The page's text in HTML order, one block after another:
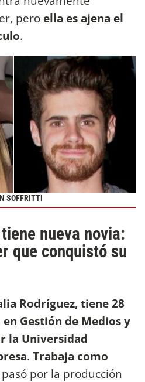
pero ella es ajena el
.
SOFFRITTI
nueva novia:
que conquistó su
Rodríguez, tiene 28
Gestión de Medios y
la Universidad
. Trabaja como
por la producción